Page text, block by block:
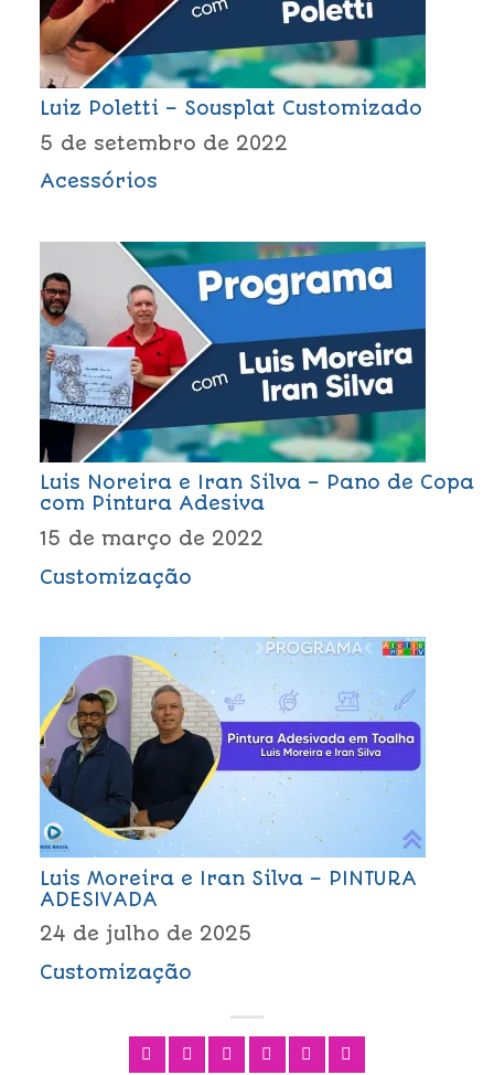
Luiz Poletti – Sousplat Customizado
5 de setembro de 2022
Acessórios
Luis Noreira e Iran Silva – Pano de Copa
com Pintura Adesiva
15 de março de 2022
Customização
Luis Moreira e Iran Silva – PINTURA
ADESIVADA
24 de julho de 2025
Customização